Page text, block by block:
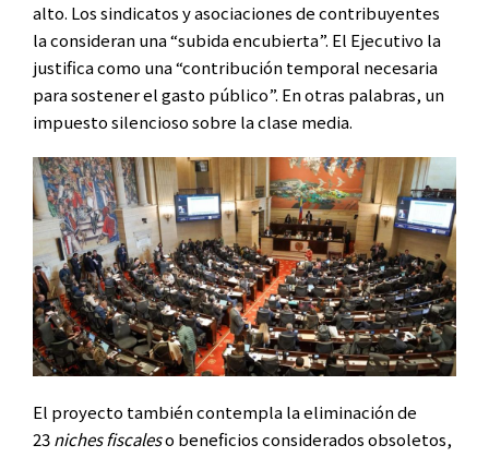
alto. Los sindicatos y asociaciones de contribuyentes
la consideran una “subida encubierta”. El Ejecutivo la
justifica como una “contribución temporal necesaria
para sostener el gasto público”. En otras palabras, un
impuesto silencioso sobre la clase media.
El proyecto también contempla la eliminación de
23niches fiscaleso beneficios considerados obsoletos,